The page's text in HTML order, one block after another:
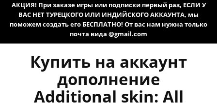
АКЦИЯ! При заказе игры или подписки первый раз, ЕСЛИ У
ВАС НЕТ ТУРЕЦКОГО ИЛИ ИНДИЙСКОГО АККАУНТА, мы
поможем создать его БЕСПЛАТНО! От вас нам нужна только
почта вида @gmail.com
Купить на аккаунт
дополнение
Additional skin: All